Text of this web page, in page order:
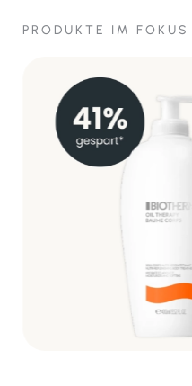
PRODUKTE IM FOKUS